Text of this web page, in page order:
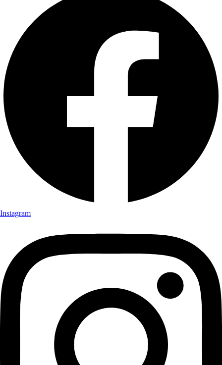
Instagram